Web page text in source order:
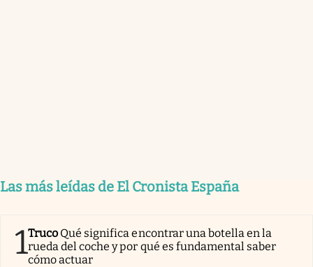
Las más leídas de El Cronista España
1Truco Qué significa encontrar una botella en la
rueda del coche y por qué es fundamental saber
cómo actuar